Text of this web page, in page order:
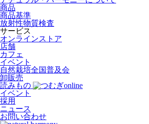
商品
商品基準
放射性物質検査
サービス
オンラインストア
店舗
カフェ
イベント
自然栽培全国普及会
卸販売
読みもの
イベント
採用
ニュース
お問い合わせ